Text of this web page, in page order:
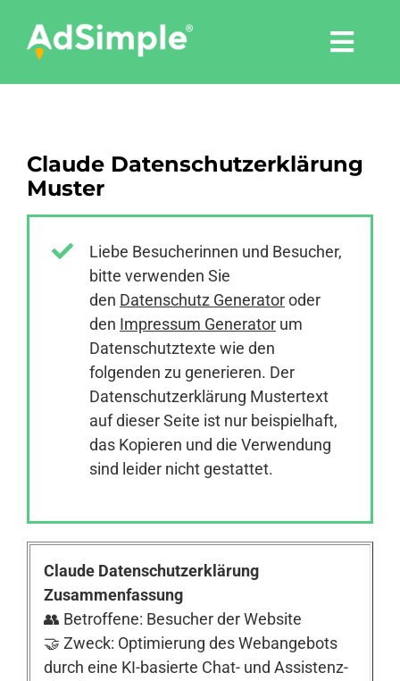
content
Tools
Pressemitteilungen
Anmelden
Claude Datenschutzerklärung
Muster
Liebe Besucherinnen und Besucher,
bitte verwenden Sie
den Datenschutz Generatoroder
den Impressum Generator um
Datenschutztexte wie den
folgenden zu generieren. Der
Datenschutzerklärung Mustertext
auf dieser Seite ist nur beispielhaft,
das Kopieren und die Verwendung
sind leider nicht gestattet.
Claude Datenschutzerklärung
Zusammenfassung
👥 Betroffene: Besucher der Website
🤝 Zweck: Optimierung des Webangebots
durch eine KI-basierte Chat- und Assistenz-